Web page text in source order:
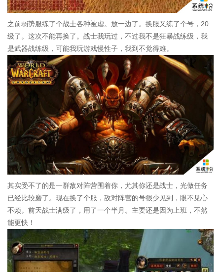
之前弱势服练了个战士各种被虐。放一边了。换服又练了个号，20
级了。这次不能再换了。战士我玩过，不过我不是狂暴战练级，我
是武器战练级，可能我玩游戏慢性子，我到不觉得难。
其实受不了的是一群敌对阵营围着你，尤其你还是战士，光做任务
已经比较磨了。现在换了个服，敌对阵营的号很少见到，眼不见心
不烦。前天战士满级了，用了一个半月。主要还是因为上班，不然
能更快！